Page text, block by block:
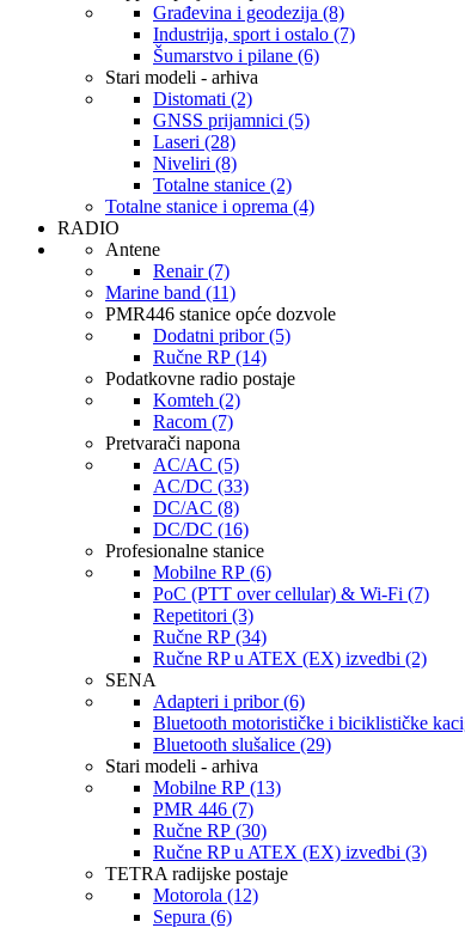
Građevina i geodezija (8)
Industrija, sport i ostalo (7)
Šumarstvo i pilane (6)
Stari modeli - arhiva
Distomati (2)
GNSS prijamnici (5)
Laseri (28)
Niveliri (8)
Totalne stanice (2)
Totalne stanice i oprema (4)
RADIO
Antene
Renair (7)
Marine band (11)
PMR446 stanice opće dozvole
Dodatni pribor (5)
Ručne RP (14)
Podatkovne radio postaje
Komteh (2)
Racom (7)
Pretvarači napona
AC/AC (5)
AC/DC (33)
DC/AC (8)
DC/DC (16)
Profesionalne stanice
Mobilne RP (6)
PoC (PTT over cellular) & Wi-Fi (7)
Repetitori (3)
Ručne RP (34)
Ručne RP u ATEX (EX) izvedbi (2)
SENA
Adapteri i pribor (6)
Bluetooth motorističke i biciklističke
Bluetooth slušalice (29)
Stari modeli - arhiva
Mobilne RP (13)
PMR 446 (7)
Ručne RP (30)
Ručne RP u ATEX (EX) izvedbi (3)
TETRA radijske postaje
Motorola (12)
Sepura (6)